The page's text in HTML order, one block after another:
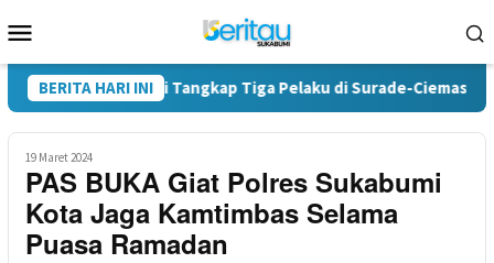
ke
Mobile
BERITA HARI INI
Tangkap Tiga Pelaku di Surade-Ciemas
19 Maret 2024
PAS BUKA Giat Polres Sukabumi
Kota Jaga Kamtimbas Selama
Puasa Ramadan